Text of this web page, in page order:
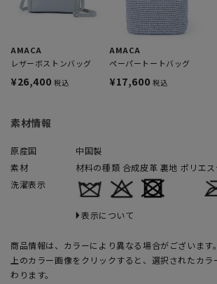
AMACA
レザーボストンバッグ
¥26,400 税込
AMACA
ペーパートートバッグ
¥17,600 税込
素材情報
原産国
中国製
素材
材料の種類 合成皮革 裏地 ポリエ
洗濯表示
表示について
商品情報は、カラーにより異なる場合がございます。
上のカラー画像をクリックすると、選択されたカ
わります。